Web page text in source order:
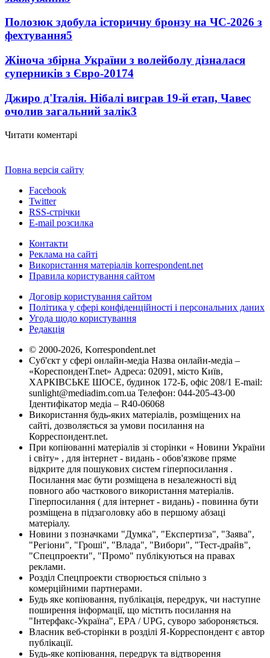
Полозюк здобула історичну бронзу на ЧС-2026 з
фехтування5
Жіноча збірна України з волейболу дізналася
суперників з Євро-20174
Джиро д'Італія. Нібалі виграв 19-й етап, Чавес
очолив загальний залік3
Читати коментарі
Повна версія сайту
Facebook
Twitter
RSS-стрічки
E-mail розсилка
Контакти
Реклама на сайті
Використання матеріалів korrespondent.net
Правила користування сайтом
Договір користування сайтом
Політика у сфері конфіденційності і персональних даних
Угода щодо користування
Редакція
© 2000-2026, Korrespondent.net
Суб'єкт у сфері онлайн-медіа Назва онлайн-медіа –
«КореспонденТ.net» Адреса: 02091, місто Київ,
ХАРКІВСЬКЕ ШОСЕ, будинок 172-Б, офіс 208/1 E-mail:
sunlight@mediadim.com.ua Телефон: 044-205-43-00
Ідентифікатор медіа – R40-06068
Використання будь-яких матеріалів, розміщених на
сайті, дозволяється за умови посилання на
Корреспондент.net.
При копіюванні матеріалів зі сторінки « Новини України
і світу» , для інтернет - видань - обов'язкове пряме
відкрите для пошукових систем гіперпосилання .
Посилання має бути розміщена в незалежності від
повного або часткового використання матеріалів.
Гіперпосилання ( для інтернет - видань) - повинна бути
розміщена в підзаголовку або в першому абзаці
матеріалу.
Новини з позначками "Думка", "Експертиза", "Заява",
"Регіони", "Гроші", "Влада", "Вибори", "Тест-драйв",
"Спецпроекти", "Промо" публікуються на правах
реклами.
Розділ Спецпроекти створюється спільно з
комерційними партнерами.
Будь яке копіювання, публікація, передрук, чи наступне
поширення інформації, що містить посилання на
"Інтерфакс-Україна", EPA / UPG, суворо забороняється.
Власник веб-сторінки в розділі Я-Корреспондент є автор
публікації.
Будь-яке копіювання, передрук та відтворення